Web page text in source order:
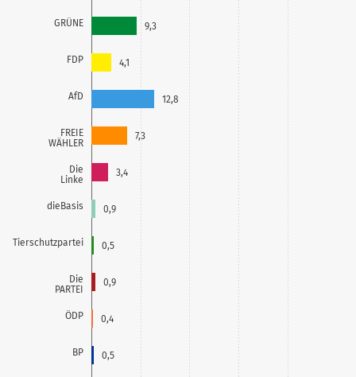
GRÜNE
FDP
AfD
FREIE
WÄHLER
Die
Linke
dieBasis
Tierschutzpartei
Die
PARTEI
ÖDP
BP
9,3
4,1
12,8
7,3
3,4
0,9
0,5
0,9
0,4
0,5